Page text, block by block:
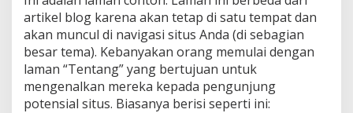
Oktober
2025
Oleh
Admin
artikel blog karena akan tetap di satu tempat dan
akan muncul di navigasi situs Anda (di sebagian
besar tema). Kebanyakan orang memulai dengan
laman “Tentang” yang bertujuan untuk
mengenalkan mereka kepada pengunjung
potensial situs. Biasanya berisi seperti ini: